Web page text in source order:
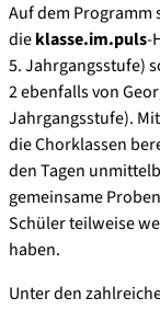
Auf dem Programm
dieklasse.im.puls-
5. Jahrgangsstufe)
2 ebenfalls von
Jahrgangsstufe).
die Chorklassen
den Tagen
gemeinsame
Schüler teilweise
haben.
Unter den